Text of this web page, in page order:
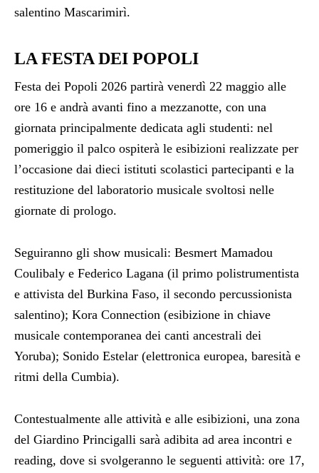
salentino Mascarimirì.
LA FESTA DEI POPOLI
Festa dei Popoli 2026 partirà venerdì 22 maggio alle
ore 16 e andrà avanti fino a mezzanotte, con una
giornata principalmente dedicata agli studenti: nel
pomeriggio il palco ospiterà le esibizioni realizzate per
l’occasione dai dieci istituti scolastici partecipanti e la
restituzione del laboratorio musicale svoltosi nelle
giornate di prologo.
Seguiranno gli show musicali: Besmert Mamadou
Coulibaly e Federico Lagana (il primo polistrumentista
e attivista del Burkina Faso, il secondo percussionista
salentino); Kora Connection (esibizione in chiave
musicale contemporanea dei canti ancestrali dei
Yoruba); Sonido Estelar (elettronica europea, baresità e
ritmi della Cumbia).
Contestualmente alle attività e alle esibizioni, una zona
del Giardino Princigalli sarà adibita ad area incontri e
reading, dove si svolgeranno le seguenti attività: ore 17,